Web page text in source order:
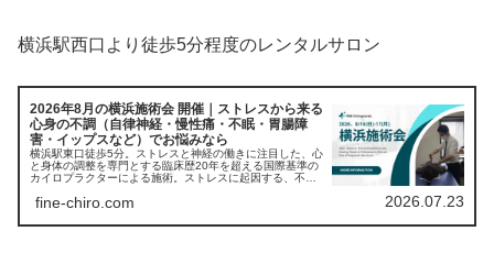
横浜駅西口より徒歩5分程度のレンタルサロン
2026年8月の横浜施術会 開催｜ストレスから来る
心身の不調（自律神経・慢性痛・不眠・胃腸障
害・イップスなど）でお悩みなら
横浜駅東口徒歩5分。ストレスと神経の働きに注目した、心
と身体の調整を専門とする臨床歴20年を超える国際基準の
カイロプラクターによる施術。ストレスに起因する、不眠
りの方をサポート。今月の横浜施術会は、8月16日(日)ー17
fine-chiro.com 2026.07.23